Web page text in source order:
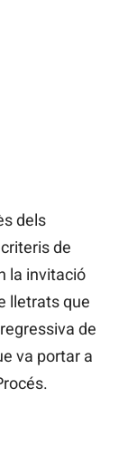
dels
de
la invitació
lletrats que
de
va portar a